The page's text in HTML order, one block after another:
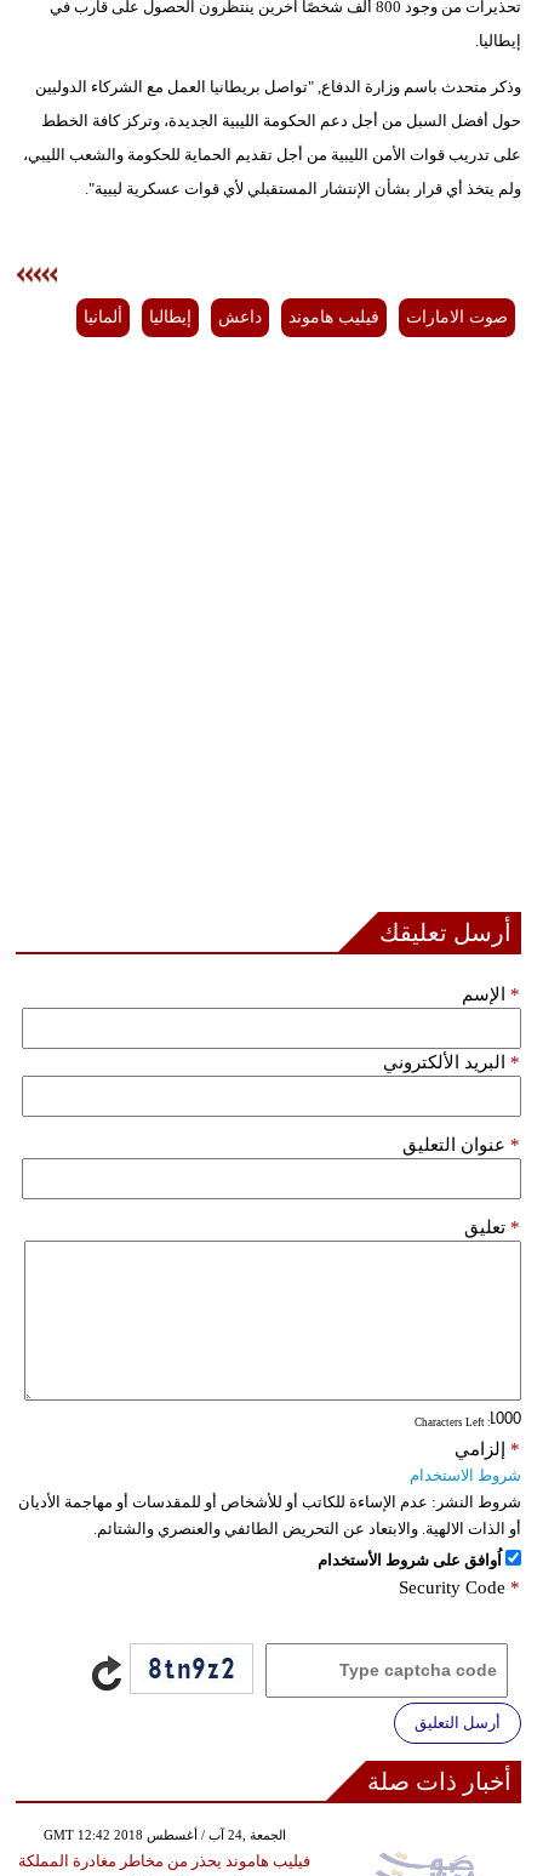
تحذيرات من وجود 800 ألف شخصًا آخرين ينتظرون الحصول على قارب في
إيطاليا.
وذكر متحدث باسم وزارة الدفاع, "تواصل بريطانيا العمل مع الشركاء الدوليين
حول أفضل السبل من أجل دعم الحكومة الليبية الجديدة، وتركز كافة الخطط
على تدريب قوات الأمن الليبية من أجل تقديم الحماية للحكومة والشعب الليبي،
ولم يتخذ أي قرار بشأن الإنتشار المستقبلي لأي قوات عسكرية ليبية".
صوت الامارات فيليب هاموند داعش إيطاليا ألمانيا
أرسل تعليقك
الإسم *
البريد الألكتروني *
عنوان التعليق *
تعليق *
: Characters Left
إلزامي *
شروط الاستخدام
شروط النشر: عدم الإساءة للكاتب أو للأشخاص أو للمقدسات أو مهاجمة الأديان
أو الذات الالهية. والابتعاد عن التحريض الطائفي والعنصري والشتائم.
اُوافق على شروط الأستخدام
Security Code *
أرسل التعليق
أخبار ذات صلة
GMT 12:42 2018 الجمعة ,24 آب / أغسطس
فيليب هاموند يحذر من مخاطر مغادرة المملكة